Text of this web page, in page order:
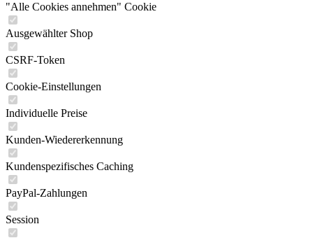
"Alle Cookies annehmen" Cookie
Ausgewählter Shop
CSRF-Token
Cookie-Einstellungen
Individuelle Preise
Kunden-Wiedererkennung
Kundenspezifisches Caching
PayPal-Zahlungen
Session